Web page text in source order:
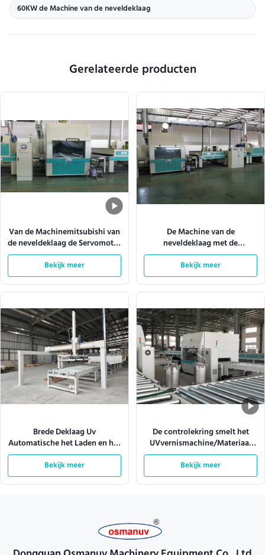
60KW de Machine van de neveldeklaag
Gerelateerde producten
Van de Machinemitsubishi van
de neveldeklaag de Servomotor
W920mm 180m/Min
Bekijk meer
De Machine van de
neveldeklaag met de
Verlichting 380V 28kw van Tec
van het Transportbandsysteem
Bekijk meer
Brede Deklaag Uv
Automatische het Laden en het
Leegmaken Machine 4KW
1600mm
Bekijk meer
De controlekring smelt het
UVvernismachine/Materiaal
van de Neveldeklaag
Bekijk meer